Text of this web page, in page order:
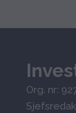
Org. nr: